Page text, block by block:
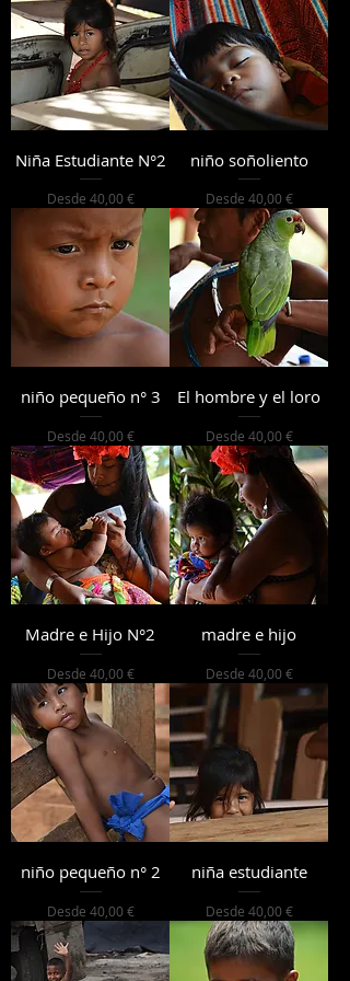
Niña Estudiante N°2
Desde 40,00 €
Precio de oferta
niño soñoliento
Desde 40,00 €
Precio de oferta
niño pequeño n° 3
Desde 40,00 €
Precio de oferta
El hombre y el loro
Desde 40,00 €
Precio de oferta
Madre e Hijo N°2
Desde 40,00 €
Precio de oferta
madre e hijo
Desde 40,00 €
Precio de oferta
niño pequeño n° 2
Desde 40,00 €
Precio de oferta
niña estudiante
Desde 40,00 €
Precio de oferta